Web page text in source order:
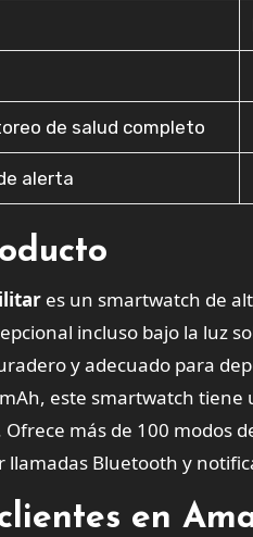
de salud completo
alerta
es un smartwatch de
incluso bajo la luz
y adecuado para
este smartwatch
más de 100 modos
llamadas Bluetooth y
en